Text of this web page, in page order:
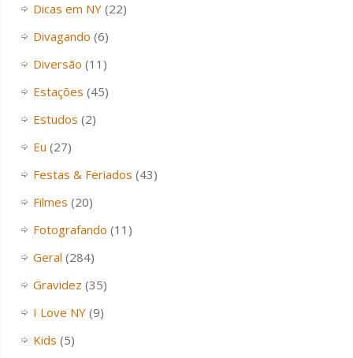
Dicas em NY(22)
Divagando (6)
Diversão (11)
Estações (45)
Estudos (2)
Eu (27)
Festas & Feriados (43)
Filmes (20)
Fotografando (11)
Geral (284)
Gravidez (35)
I Love NY(9)
Kids (5)